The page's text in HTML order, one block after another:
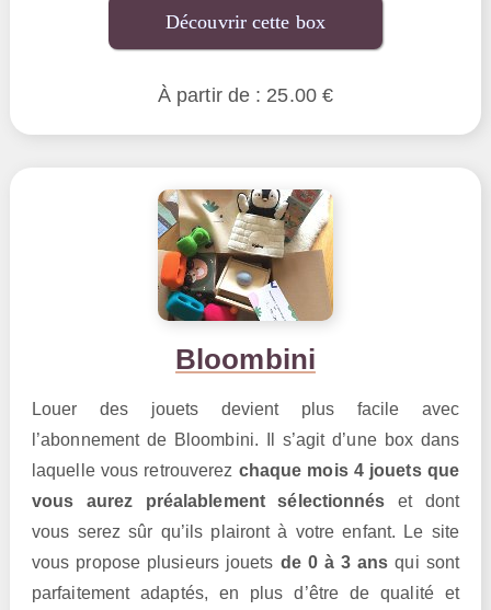
Découvrir cette box
À partir de : 25.00 €
Bloombini
Louer des jouets devient plus facile avec
l’abonnement de Bloombini. Il s’agit d’une box dans
laquelle vous retrouverez chaque mois 4 jouets que
vous aurez préalablement sélectionnés et dont
vous serez sûr qu’ils plairont à votre enfant. Le site
vous propose plusieurs jouets de 0 à 3 ans qui sont
parfaitement adaptés, en plus d’être de qualité et